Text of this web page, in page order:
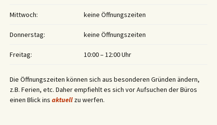
Mittwoch: keine Öffnungszeiten
Donnerstag: keine Öffnungszeiten
Freitag: 10:00 – 12:00 Uhr
Die Öffnungszeiten können sich aus besonderen Gründen ändern,
z.B. Ferien, etc. Daher empfiehlt es sich vor Aufsuchen der Büros
einen Blick ins aktuell zu werfen.